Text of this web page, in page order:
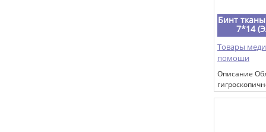
Бинт
7*14
Товары
помощи
Описание
имеющейся